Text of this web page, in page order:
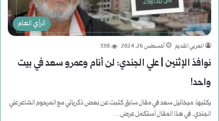
الرأي العام
العربي القديم أغسطس 26, 2024 338
نوافذ الإثنين | علي الجندي: لن أنام وعمرو سعد في بيت
واحد!
يكتبها: ميخائيل سعد في مقال سابق كتبت عن بعض ذكرياتي مع المرحوم الشاعر علي
الجندي. في هذا المقال أستكمل عرض…